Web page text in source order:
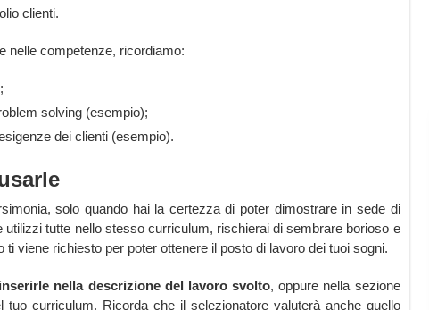
clienti.
nelle competenze, ricordiamo:
solving (esempio);
dei clienti (esempio).
solo quando hai la certezza di poter dimostrare in sede di
utilizzi tutte nello stesso curriculum, rischierai di sembrare borioso e
ti viene richiesto per poter ottenere il posto di lavoro dei tuoi sogni.
nella descrizione del lavoro svolto, oppure nella sezione
tuo curriculum. Ricorda che il selezionatore valuterà anche quello